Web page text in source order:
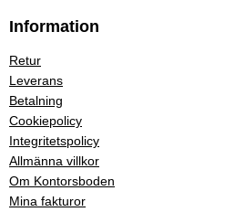
Information
Retur
Leverans
Betalning
Cookiepolicy
Integritetspolicy
Allmänna villkor
Om Kontorsboden
Mina fakturor